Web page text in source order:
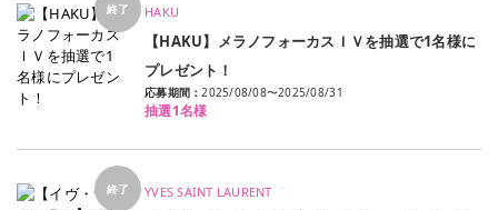
終了 HAKU
【HAKU】メラノフォーカスＩＶを抽選で1名様に
プレゼント！
応募期間：2025/08/08〜2025/08/31
抽選1名様
終了 YVES SAINT LAURENT